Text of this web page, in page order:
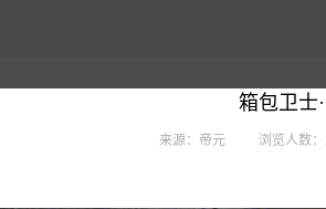
箱包卫士
来源：帝元 浏览人数